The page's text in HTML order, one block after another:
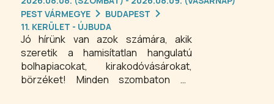
PEST VÁRMEGYE
BUDAPEST
11. KERÜLET - ÚJBUDA
Jó hírünk van azok számára, akik
szeretik a hamisítatlan hangulatú
bolhapiacokat, kirakodóvásárokat,
börzéket! Minden szombaton és